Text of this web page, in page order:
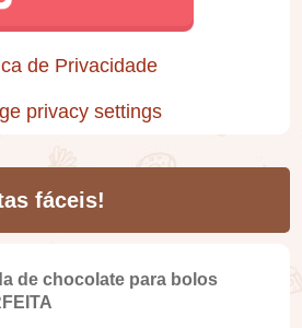
de Privacidade
privacy settings
fáceis!
de chocolate para bolos